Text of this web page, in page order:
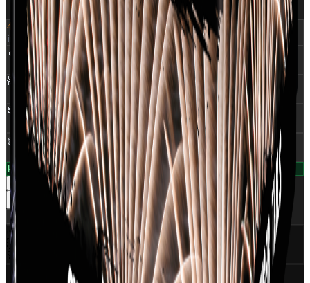
499 kr.
inkl. moms
🔥
NEM 0,399 Kg
💥 Skud:42
🔵 Rør Ø:25 mm
🟡 Klasse:1,4G
På lager — klar til levering
−
Læg i kurv
✅ CE Godkendt
EU-certificeret
🇩🇰
Dansk distributørWorld Of Fireworks
🚀
Professionelt udvalg
Specifikationer (6) Ansvarlig part